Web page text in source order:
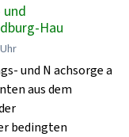
und
Hau
und N achsorge a
aus dem
bedingten